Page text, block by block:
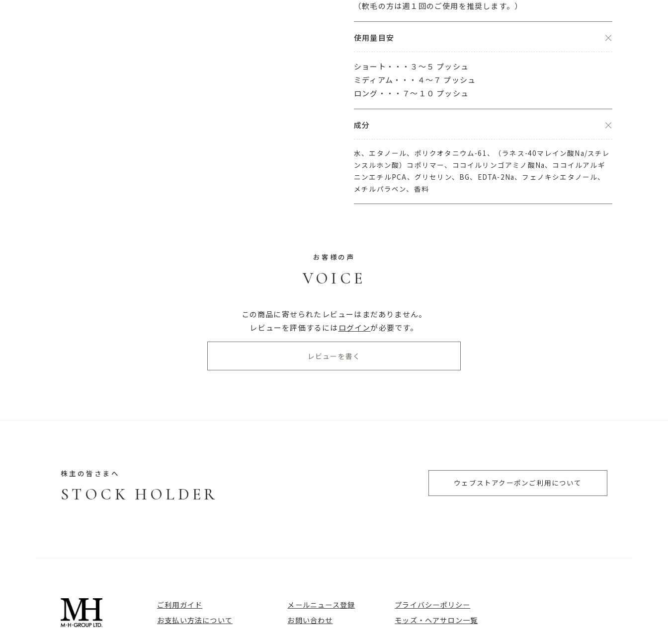
（軟毛の方は週１回のご使用を推奨します。）
使用量目安
ショート・・・３～５ プッシュ
ミディアム・・・４～７ プッシュ
ロング・・・７～１０ プッシュ
成分
水、エタノール、ポリクオタニウム-61、（ラネス-40マレイン酸Na/スチレ
ンスルホン酸）コポリマー、ココイルリンゴアミノ酸Na、ココイルアルギ
ニンエチルPCA、グリセリン、BG、EDTA-2Na、フェノキシエタノール、
メチルパラベン、香料
お客様の声
VOICE
この商品に寄せられたレビューはまだありません。
レビューを評価するには ログインが必要です。
レビューを書く
株主の皆さまへ
STOCK HOLDER
ウェブストアクーポンご利用について
ご利用ガイド
お支払い方法について
メールニュース登録
お問い合わせ
プライバシーポリシー
モッズ・ヘアサロン一覧